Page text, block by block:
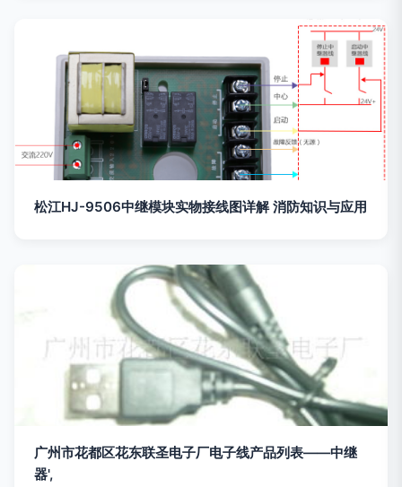
松江HJ-9506中继模块实物接线图详解 消防知识与应用
广州市花都区花东联圣电子厂电子线产品列表——中继
器',